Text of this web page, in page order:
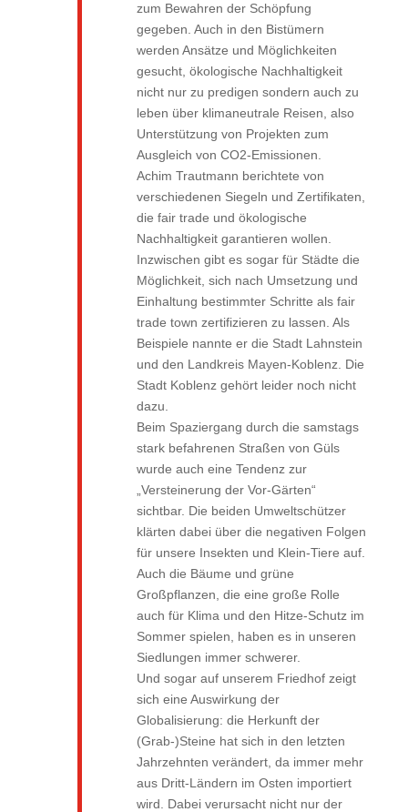
zum Bewahren der Schöpfung
gegeben. Auch in den Bistümern
werden Ansätze und Möglichkeiten
gesucht, ökologische Nachhaltigkeit
nicht nur zu predigen sondern auch zu
leben über klimaneutrale Reisen, also
Unterstützung von Projekten zum
Ausgleich von CO2-Emissionen.
Achim Trautmann berichtete von
verschiedenen Siegeln und Zertifikaten,
die fair trade und ökologische
Nachhaltigkeit garantieren wollen.
Inzwischen gibt es sogar für Städte die
Möglichkeit, sich nach Umsetzung und
Einhaltung bestimmter Schritte als fair
trade town zertifizieren zu lassen. Als
Beispiele nannte er die Stadt Lahnstein
und den Landkreis Mayen-Koblenz. Die
Stadt Koblenz gehört leider noch nicht
dazu.
Beim Spaziergang durch die samstags
stark befahrenen Straßen von Güls
wurde auch eine Tendenz zur
„Versteinerung der Vor-Gärten“
sichtbar. Die beiden Umweltschützer
klärten dabei über die negativen Folgen
für unsere Insekten und Klein-Tiere auf.
Auch die Bäume und grüne
Großpflanzen, die eine große Rolle
auch für Klima und den Hitze-Schutz im
Sommer spielen, haben es in unseren
Siedlungen immer schwerer.
Und sogar auf unserem Friedhof zeigt
sich eine Auswirkung der
Globalisierung: die Herkunft der
(Grab-)Steine hat sich in den letzten
Jahrzehnten verändert, da immer mehr
aus Dritt-Ländern im Osten importiert
wird. Dabei verursacht nicht nur der